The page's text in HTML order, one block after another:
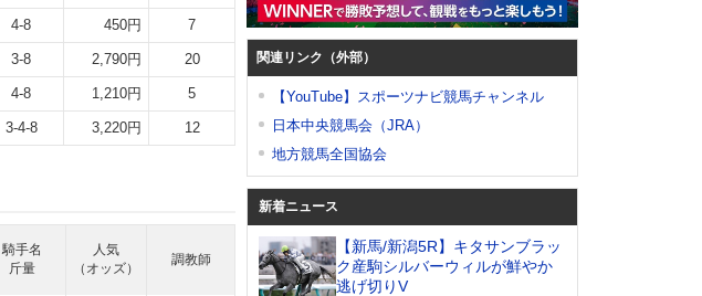
4-8 450円 7
3-8 2,790円 20
4-8 1,210円 5
3-4-8 3,220円 12
騎手名
斤量
人気
（オッズ）
調教師
関連リンク（外部）
【YouTube】スポーツナビ競馬チャンネル
日本中央競馬会（JRA）
地方競馬全国協会
新着ニュース
【新馬/新潟5R】キタサンブラッ
ク産駒シルバーウィルが鮮やか
逃げ切りV